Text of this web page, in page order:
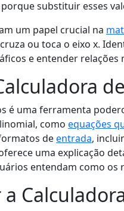
porque substituir esses
um papel crucial na
ou toca o eixo x.
e entender relações
é uma ferramenta
como equações
deentrada,
uma explicação
entendam como os